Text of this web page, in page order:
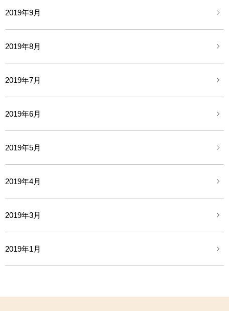
2019年9月
2019年8月
2019年7月
2019年6月
2019年5月
2019年4月
2019年3月
2019年1月